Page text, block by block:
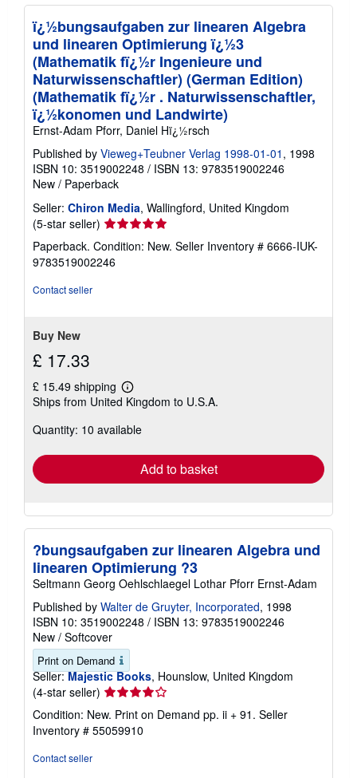
ï¿½bungsaufgaben zur linearen Algebra
und linearen Optimierung ï¿½3
(Mathematik fï¿½r Ingenieure und
Naturwissenschaftler) (German Edition)
(Mathematik fï¿½r . Naturwissenschaftler,
ï¿½konomen und Landwirte)
Ernst-Adam Pforr, Daniel Hï¿½rsch
Published by Vieweg+Teubner Verlag 1998-01-01 , 1998
ISBN 10: 3519002248 / ISBN 13: 9783519002246
New / Paperback
Seller: Chiron Media, Wallingford, United Kingdom
(5-star seller) Seller
rating
5
out
Paperback. Condition: New. Seller Inventory # 6666-IUK-
9783519002246
Contact seller
Buy New
£ 17.33
£ 15.49 shipping
Learn
more
shipping
Ships from United Kingdom to U.S.A.
Quantity: 10 available
Add to basket
?bungsaufgaben zur linearen Algebra und
linearen Optimierung ?3
Seltmann Georg Oehlschlaegel Lothar Pforr Ernst-Adam
Published by Walter de Gruyter, Incorporated, 1998
ISBN 10: 3519002248 / ISBN 13: 9783519002246
New / Softcover
Print on Demand
Seller: Majestic Books, Hounslow, United Kingdom
(4-star seller) Seller
rating
4
out
Condition: New. Print on Demand pp. ii + 91. Seller
Inventory # 55059910
Contact seller